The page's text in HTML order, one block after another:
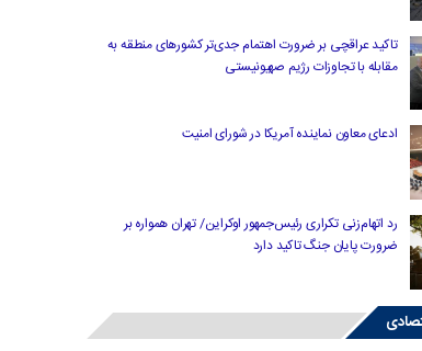
تاکید عراقچی بر ضرورت اهتمام جدی‌تر کشورهای منطقه به
مقابله با تجاوزات رژیم صهیونیستی
ادعای معاون نماینده آمریکا در شورای امنیت
رد اتهام‌زنی تکراری رئیس‌جمهور اوکراین/ تهران همواره بر
ضرورت پایان جنگ تاکید دارد